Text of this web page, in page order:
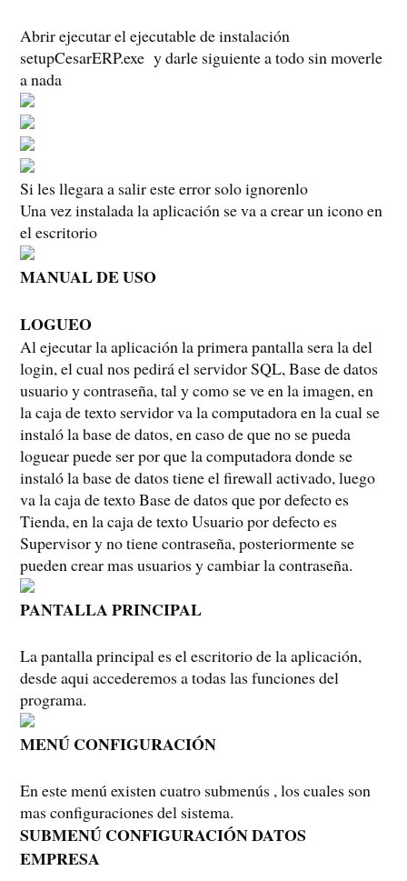
Abrir ejecutar el ejecutable de instalación
setupCesarERP.exe y darle siguiente a todo sin moverle
a nada
Si les llegara a salir este error solo ignorenlo
Una vez instalada la aplicación se va a crear un icono en
el escritorio
MANUAL DE USO
LOGUEO
Al ejecutar la aplicación la primera pantalla sera la del
login, el cual nos pedirá el servidor SQL, Base de datos
usuario y contraseña, tal y como se ve en la imagen, en
la caja de texto servidor va la computadora en la cual se
instaló la base de datos, en caso de que no se pueda
loguear puede ser por que la computadora donde se
instaló la base de datos tiene el firewall activado, luego
va la caja de texto Base de datos que por defecto es
Tienda, en la caja de texto Usuario por defecto es
Supervisor y no tiene contraseña, posteriormente se
pueden crear mas usuarios y cambiar la contraseña.
PANTALLA PRINCIPAL
La pantalla principal es el escritorio de la aplicación,
desde aqui accederemos a todas las funciones del
programa.
MENÚ CONFIGURACIÓN
En este menú existen cuatro submenús , los cuales son
mas configuraciones del sistema.
SUBMENÚ CONFIGURACIÓN DATOS
EMPRESA